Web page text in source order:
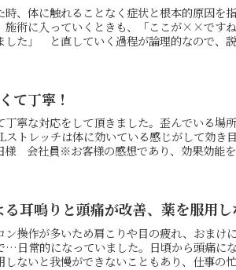
時、体に触れることなく症状と根本的原因を
施術に入っていくときも、「ここが××です
した」 と直していく過程が論理的なので、
て丁寧！
丁寧な対応をして頂きました。歪んでいる場
ストレッチは体に効いている感じがして効き
様 会社員※お客様の感想であり、効果効能
る耳鳴りと頭痛が改善、薬を服用
ン操作が多いため肩こりや目の疲れ、おまけ
…日常的になっていました。日頃から頭痛に
しないと我慢ができないこともあり、仕事の